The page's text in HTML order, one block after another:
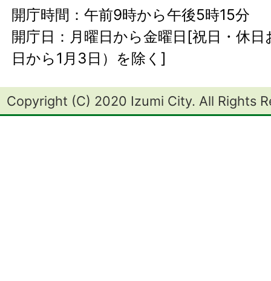
開庁時間：午前9時から午後5時15分
開庁日：月曜日から金曜日[祝日・休
日から1月3日）を除く]
Copyright (C) 2020 Izumi City. All Rights